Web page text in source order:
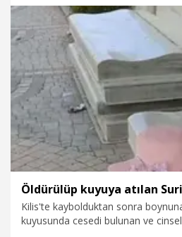
Ceza Dairesi, sanığın cezai
belirlenmesi gerektiğine hükmetti.
1.08.2026 Gündem
Kilis'te kaybolduktan sonra
kuyusunda cesedi bulunan ve